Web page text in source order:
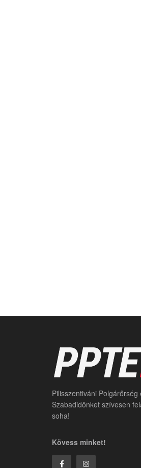
Pilisszentiváni
Szabadidőnket szívesen
soha!
Kövess minket!